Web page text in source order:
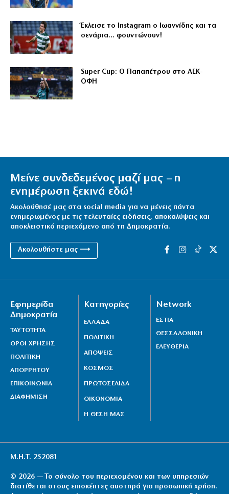
Έκλεισε το Instagram ο Ιωαννίδης και τα
σενάρια… φουντώνουν!
Super Cup: Ο Παπαπέτρου στο ΑΕΚ-
ΟΦΗ
Μείνε συνδεδεμένος μαζί μας – η
ενημέρωση ξεκινά εδώ!
Ακολούθησέ μας στα social media για να μένεις πάντα
ενημερωμένος με τις τελευταίες ειδήσεις, αποκαλύψεις και
αποκλειστικό περιεχόμενο από τη Δημοκρατία.
Ακολουθήστε μας ⟶
Εφημερίδα
Δημοκρατία
ΤΑΥΤΟΤΗΤΑ
ΟΡΟΙ ΧΡΗΣΗΣ
ΠΟΛΙΤΙΚΗ
ΑΠΟΡΡΗΤΟΥ
ΕΠΙΚΟΙΝΩΝΙΑ
ΔΙΑΦΗΜΙΣΗ
Κατηγορίες
ΕΛΛΑΔΑ
ΠΟΛΙΤΙΚΗ
ΑΠΟΨΕΙΣ
ΚΟΣΜΟΣ
ΠΡΩΤΟΣΕΛΙΔΑ
ΟΙΚΟΝΟΜΙΑ
Η ΘΕΣΗ ΜΑΣ
Network
ΕΣΤΙΑ
ΘΕΣΣΑΛΟΝΙΚΗ
ΕΛΕΥΘΕΡΙΑ
Μ.Η.Τ. 252081
© 2026 — Το σύνολο του περιεχομένου και των υπηρεσιών
διατίθεται στους επισκέπτες αυστηρά για προσωπική χρήση.